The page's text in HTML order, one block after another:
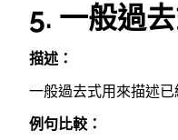
5. 一般過
描述：
一般過去式用來描述
例句比較：